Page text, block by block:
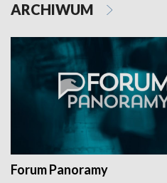
ARCHIWUM
Forum Panoramy